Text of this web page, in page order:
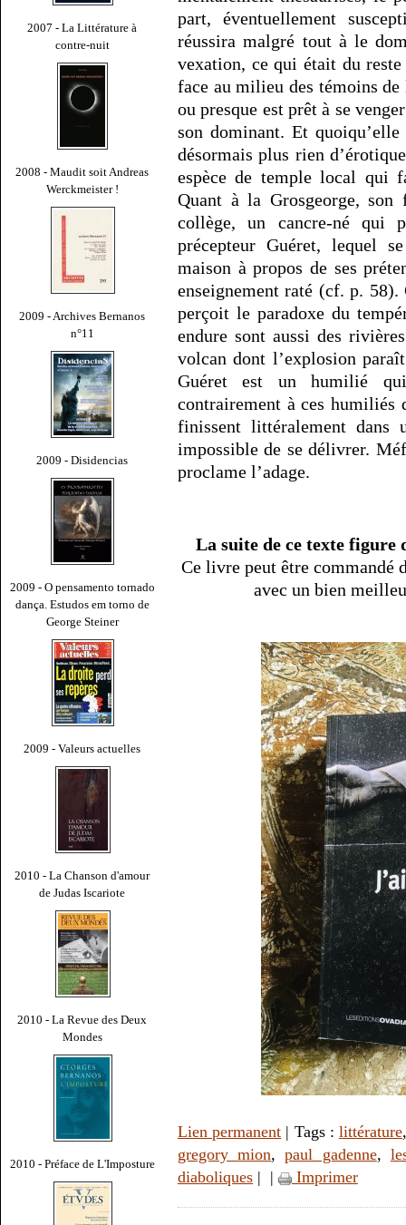
2007 - La Littérature à
contre-nuit
2008 - Maudit soit Andreas
Werckmeister !
2009 - Archives Bernanos
n°11
2009 - Disidencias
2009 - O pensamento tornado
dança. Estudos em torno de
George Steiner
2009 - Valeurs actuelles
2010 - La Chanson d'amour
de Judas Iscariote
2010 - La Revue des Deux
Mondes
2010 - Préface de L'Imposture
part, éventuellement
réussira malgré tout à le
vexation, ce qui était du
face au milieu des témoins
ou presque est prêt à se
son dominant. Et
désormais plus rien
espèce de temple local qui
Quant à la Grosgeorge,
collège, un cancre-né qui
précepteur Guéret, lequel
maison à propos de ses
enseignement raté (cf. p. 58).
perçoit le paradoxe du
endure sont aussi des
volcan dont l’explosion
Guéret est un humilié
contrairement à ces humiliés
finissent littéralement
impossible de se délivrer.
proclame l’adage.
La suite de ce texte figure
Ce livre peut être commandé
avec un bien
Lien permanent | Tags : littérature
gregory mion,paul gadenne,
diaboliques | | Imprimer